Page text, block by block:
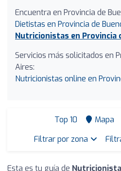
Encuentra en Provincia de
Dietistas en Provincia de
Nutricionistas en Provincia
Servicios más solicitados en
Aires:
Nutricionistas online en
Top 10 Mapa
Filtrar por zona
Esta es tu guía de